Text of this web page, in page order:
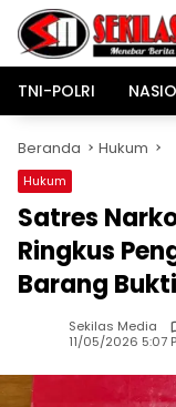
Langsung
konten
TNI-POLRI
Beranda Hukum
Hukum
Satres
Ringkus
Barang
Sekilas Media
11/05/2026 5:07